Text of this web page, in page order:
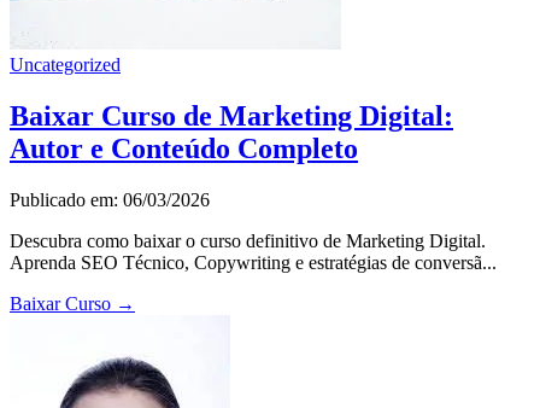
Uncategorized
Baixar Curso de Marketing Digital:
Autor e Conteúdo Completo
Publicado em: 06/03/2026
Descubra como baixar o curso definitivo de Marketing Digital.
Aprenda SEO Técnico, Copywriting e estratégias de conversã...
Baixar Curso →